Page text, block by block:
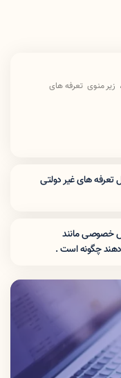
زیر منوی تعرفه های
تعرفه های غیر دولتی
خصوصی مانند
چگونه است .